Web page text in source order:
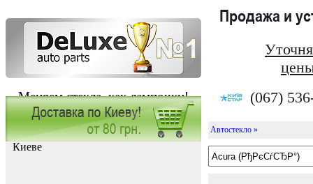
Меняем стекла, как лампочки!
Продажа и
(067)
Заказать установку автостекла в
Киеве
Автостекло »